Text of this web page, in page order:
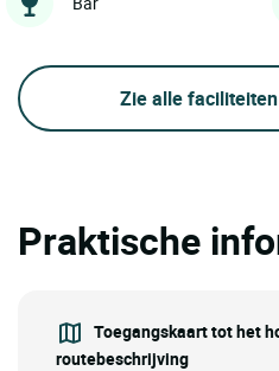
Zie alle
Praktische
Toegangskaart tot het
routebeschrijving